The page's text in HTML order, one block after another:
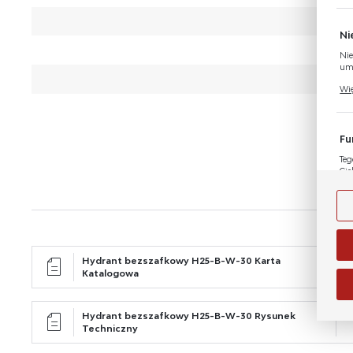
Hydrant bezszafkowy H25-B-W-30 Karta
Katalogowa
Hydrant bezszafkowy H25-B-W-30 Rysunek
Techniczny